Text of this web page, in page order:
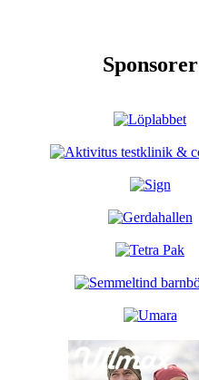
Sponsorer